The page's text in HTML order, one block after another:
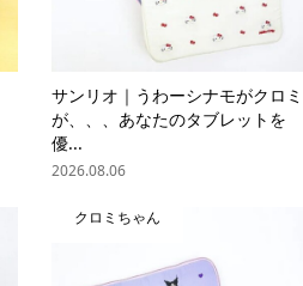
サンリオ｜うわーシナモがクロミ
が、、、あなたのタブレットを
優...
2026.08.06
クロミちゃん